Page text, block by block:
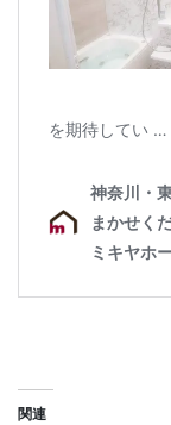
関連